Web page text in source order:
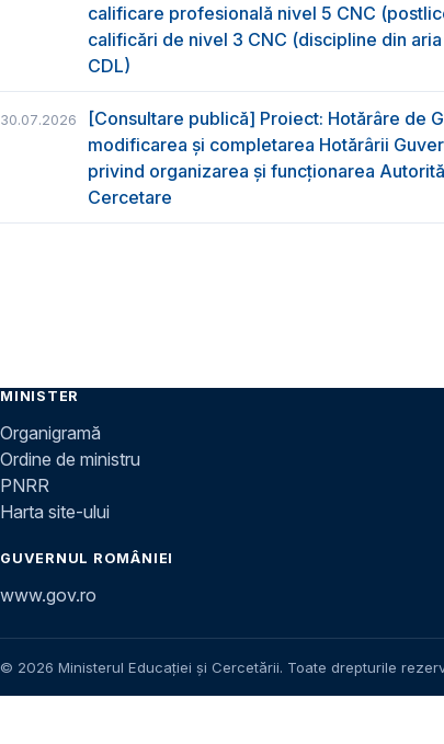
calificare profesională nivel 5 CNC
calificări de nivel 3 CNC (discipline din
CDL)
30.07.2026
[Consultare publică] Proiect: Hotărâre de
modificarea și completarea Hotărârii
privind organizarea şi funcţionarea
Cercetare
MINISTER
Organigramă
Ordine de ministru
PNRR
Harta site-ului
GUVERNUL ROMÂNIEI
www.gov.ro
© 2026 Ministerul Educației și Cercetării. Toate drepturile